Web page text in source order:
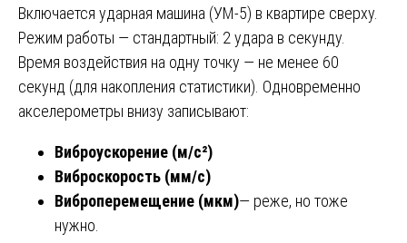
Включается ударная машина (УМ-5) в квартире сверху.
Режим работы — стандартный: 2 удара в секунду.
Время воздействия на одну точку — не менее 60
секунд (для накопления статистики). Одновременно
акселерометры внизу записывают:
Виброускорение (м/с²)
Виброскорость (мм/с)
Виброперемещение (мкм)— реже, но тоже
нужно.